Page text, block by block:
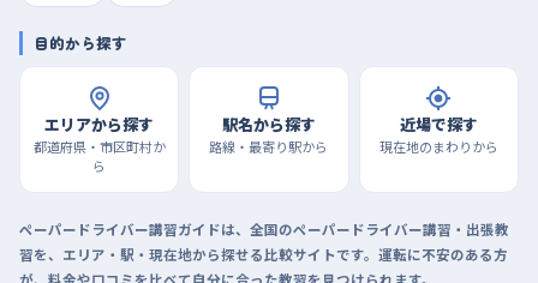
目的から探す
エリアから探す
都道府県・市区町村か
ら
駅名から探す
路線・最寄り駅から
近場で探す
現在地のまわりから
ペーパードライバー講習ガイドは、全国のペーパードライバー講習・出張教
習を、エリア・駅・現在地から探せる比較サイトです。運転に不安のある方